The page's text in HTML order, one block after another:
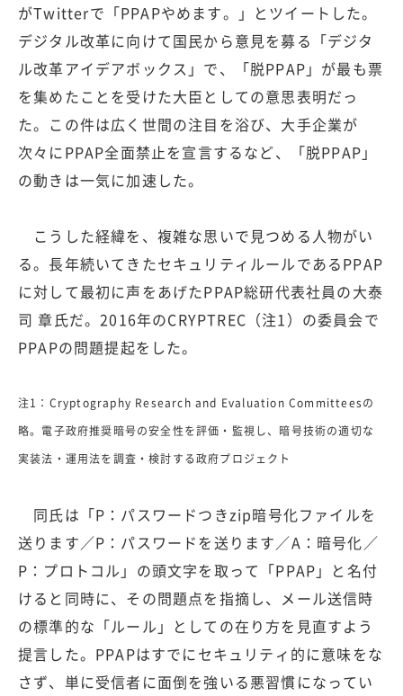
がTwitterで「PPAPやめます。」とツイートした。
デジタル改革に向けて国民から意見を募る「デジタ
ル改革アイデアボックス」で、「脱PPAP」が最も票
を集めたことを受けた大臣としての意思表明だっ
た。この件は広く世間の注目を浴び、大手企業が
次々にPPAP全面禁止を宣言するなど、「脱PPAP」
の動きは一気に加速した。
こうした経緯を、複雑な思いで見つめる人物がい
る。長年続いてきたセキュリティルールであるPPAP
に対して最初に声をあげたPPAP総研代表社員の大泰
司 章氏だ。2016年のCRYPTREC（注1）の委員会で
PPAPの問題提起をした。
注1：Cryptography Research and Evaluation Committeesの
略。電子政府推奨暗号の安全性を評価・監視し、暗号技術の適切な
実装法・運用法を調査・検討する政府プロジェクト
同氏は「P：パスワードつきzip暗号化ファイルを
送ります／P：パスワードを送ります／A：暗号化／
P：プロトコル」の頭文字を取って「PPAP」と名付
けると同時に、その問題点を指摘し、メール送信時
の標準的な「ルール」としての在り方を見直すよう
提言した。PPAPはすでにセキュリティ的に意味をな
さず、単に受信者に面倒を強いる悪習慣になってい